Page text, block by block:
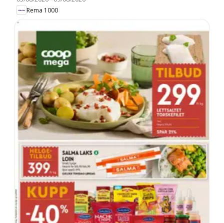
Rema 1000